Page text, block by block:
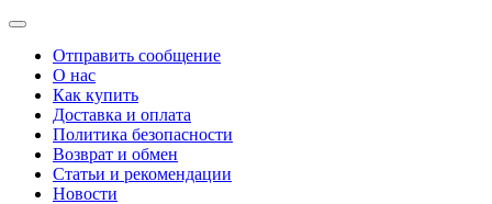
Отправить сообщение
О нас
Как купить
Доставка и оплата
Политика безопасности
Возврат и обмен
Статьи и рекомендации
Новости